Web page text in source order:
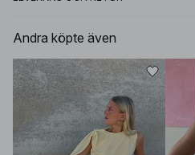
Andra köpte även